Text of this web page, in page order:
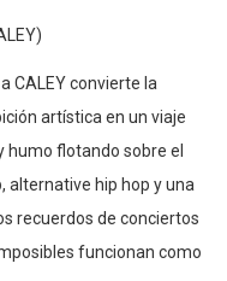
CALEY convierte la
artística en un viaje
flotando sobre el
alternative hip hop y una
recuerdos de conciertos
funcionan como